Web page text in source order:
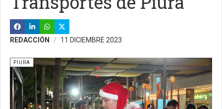
REDACCIÓN 11 DICIEMBRE 2023
PIURA